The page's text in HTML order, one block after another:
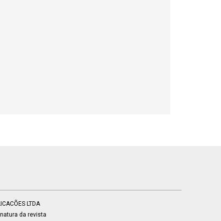
LTDA
da revista